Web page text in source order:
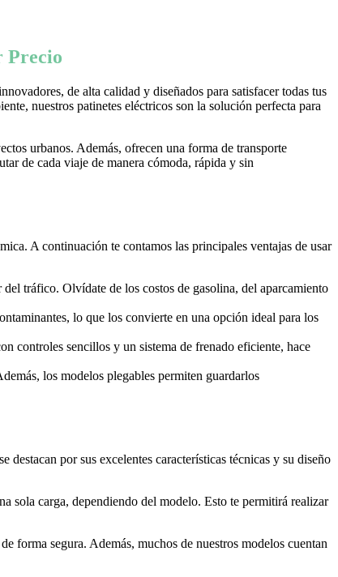
Precio
de alta calidad y diseñados para satisfacer todas tus
nuestros patinetes eléctricos son la solución perfecta para
urbanos. Además, ofrecen una forma de transporte
de cada viaje de manera cómoda, rápida y sin
A continuación te contamos las principales ventajas de usar
tráfico. Olvídate de los costos de gasolina, del aparcamiento
lo que los convierte en una opción ideal para los
controles sencillos y un sistema de frenado eficiente, hace
los modelos plegables permiten guardarlos
por sus excelentes características técnicas y su diseño
sola carga, dependiendo del modelo. Esto te permitirá realizar
forma segura. Además, muchos de nuestros modelos cuentan